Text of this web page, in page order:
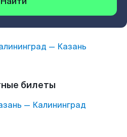
— Казань
билеты
— Калининград